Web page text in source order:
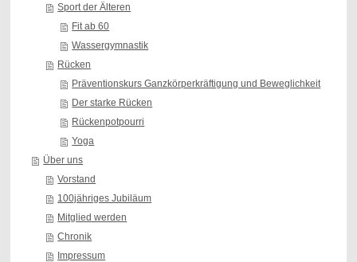
Sport der Älteren
Fit ab 60
Wassergymnastik
Rücken
Präventionskurs Ganzkörperkräftigung und Beweglichkeit
Der starke Rücken
Rückenpotpourri
Yoga
Über uns
Vorstand
100jähriges Jubiläum
Mitglied werden
Chronik
Impressum